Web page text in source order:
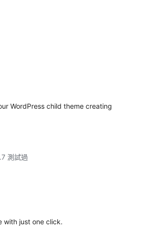
WordPress child theme creating
測試過
with just one click.